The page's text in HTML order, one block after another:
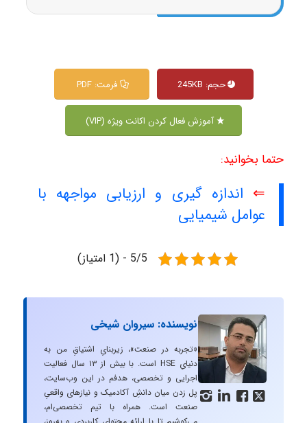
حجم: 245KB فرمت: PDF
آموزش فعال کردن اکانت ویژه (VIP)
حتما بخوانید:
⇐ اندازه گیری و ارزیابی مواجهه با
عوامل شیمیایی
5/5 - (1 امتیاز)
   
نویسنده: سیروان شیخی
«تجربه در صنعت»، زیربنایِ اشتیاقِ من به
دنیایِ HSE است. با بیش از ۱۳ سال فعالیت
اجرایی و تخصصی، هدفم در این وب‌سایت،
پل زدن میان دانشِ آکادمیک و نیازهای واقعیِ
صنعت است. همراه با تیم تخصصی‌ام،